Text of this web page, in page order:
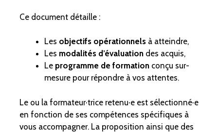
Ce document détaille :
Les objectifs opérationnels à atteindre,
Les modalités d’évaluation des acquis,
Le programme de formation conçu sur-
mesure pour répondre à vos attentes.
Le ou la formateur·trice retenu·e est sélectionné·e
en fonction de ses compétences spécifiques à
vous accompagner. La proposition ainsi que des